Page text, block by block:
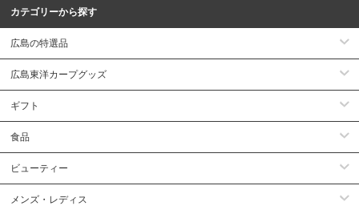
カテゴリーから探す
広島の特選品
広島東洋カープグッズ
ギフト
食品
ビューティー
メンズ・レディス